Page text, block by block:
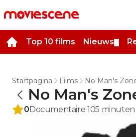
Top 10 films Nieuws
Startpagina Films No Man's
No Man's
0Documentaire 105 minuten